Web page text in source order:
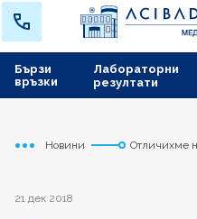
Лабораторни
резултати
Бързи
връзки
Начало
Варна
Новини
Отличихме
21 дек 2018